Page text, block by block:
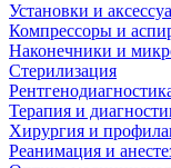
Установки и
Компрессоры и
Наконечники и
Стерилизация
Терапия и
Хирургия и
Реанимация и